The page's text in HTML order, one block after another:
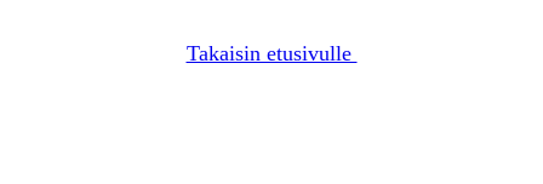
Takaisin etusivulle